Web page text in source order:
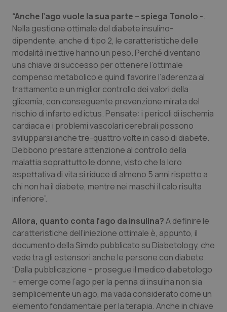
Molise
Piemonte
Provincia Autonoma di Bolzano
Provincia Autonoma di Trento
Puglia
Sardegna
Sicilia
Toscana
Umbria
Valle D’Aosta
Veneto
Epatiti
HIV
Infezioni & Febbre
Ipertensione & Scompenso
Malattie rare
Malattia di Crohn & Rettocolite Ulcerosa
Neuroscienze & patologie neurodegenerative
Obesità
Oftalmologia
Oncodermatologia
Oncoematologia
“Anche l’ago vuole la sua parte – spiega Tonolo -.
Nella gestione ottimale del diabete insulino-
dipendente, anche di tipo 2, le caratteristiche delle
modalità iniettive hanno un peso. Perché diventano
una chiave di successo per ottenere l’ottimale
compenso metabolico e quindi favorire l’aderenza al
trattamento e un miglior controllo dei valori della
glicemia, con conseguente prevenzione mirata del
rischio di infarto ed ictus. Pensate: i pericoli di ischemia
cardiaca e i problemi vascolari cerebrali possono
svilupparsi anche tre-quattro volte in caso di diabete.
Debbono prestare attenzione al controllo della
malattia soprattutto le donne, visto che la loro
aspettativa di vita si riduce di almeno 5 anni rispetto a
chi non ha il diabete, mentre nei maschi il calo risulta
inferiore”.
Allora, quanto conta l’ago da insulina?A definire le
caratteristiche dell’iniezione ottimale è, appunto, il
documento della Simdo pubblicato su Diabetology, che
vede tra gli estensori anche le persone con diabete.
“Dalla pubblicazione – prosegue il medico diabetologo
– emerge come l’ago per la penna di insulina non sia
semplicemente un ago, ma vada considerato come un
elemento fondamentale per la terapia. Anche in chiave